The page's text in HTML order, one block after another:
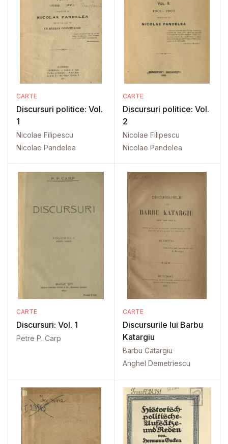
CARTE
Discursuri politice: Vol.
1
Nicolae Filipescu
Nicolae Pandelea
CARTE
Discursuri politice: Vol.
2
Nicolae Filipescu
Nicolae Pandelea
CARTE
Discursuri: Vol. 1
Petre P. Carp
CARTE
Discursurile lui Barbu
Katargiu
Barbu Catargiu
Anghel Demetriescu